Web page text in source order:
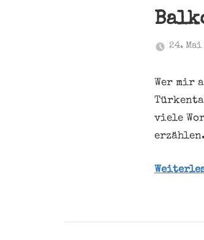
24. Mai
Wer mir
viele